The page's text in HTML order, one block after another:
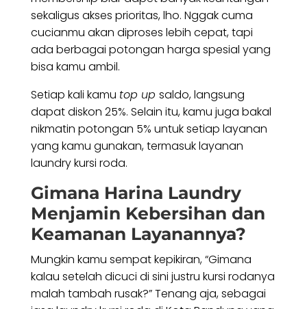
sekaligus akses prioritas, lho. Nggak cuma
cucianmu akan diproses lebih cepat, tapi
ada berbagai potongan harga spesial yang
bisa kamu ambil.
Setiap kali kamu top up saldo, langsung
dapat diskon 25%. Selain itu, kamu juga bakal
nikmatin potongan 5% untuk setiap layanan
yang kamu gunakan, termasuk layanan
laundry kursi roda.
Gimana Harina Laundry
Menjamin Kebersihan dan
Keamanan Layanannya?
Mungkin kamu sempat kepikiran, “Gimana
kalau setelah dicuci di sini justru kursi rodanya
malah tambah rusak?” Tenang aja, sebagai